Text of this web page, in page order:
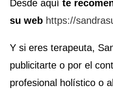
Desde aquí te
su web https://
Y si eres terapeuta,
publicitarte o por el
profesional holístico o